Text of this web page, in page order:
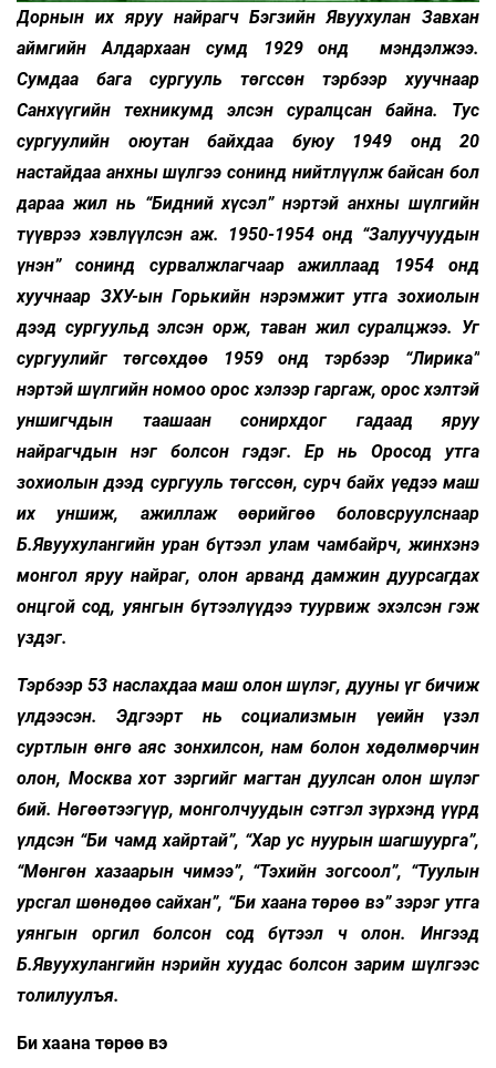
Дорнын их яруу найрагч Бэгзийн Явуухулан Завхан
аймгийн Алдархаан сумд 1929 онд мэндэлжээ.
Сумдаа бага сургууль төгссөн тэрбээр хуучнаар
Санхүүгийн техникумд элсэн суралцсан байна. Тус
сургуулийн оюутан байхдаа буюу 1949 онд 20
настайдаа анхны шүлгээ сонинд нийтлүүлж байсан бол
дараа жил нь “Бидний хүсэл” нэртэй анхны шүлгийн
түүврээ хэвлүүлсэн аж. 1950-1954 онд “Залуучуудын
үнэн” сонинд сурвалжлагчаар ажиллаад 1954 онд
хуучнаар ЗХУ-ын Горькийн нэрэмжит утга зохиолын
дээд сургуульд элсэн орж, таван жил суралцжээ. Уг
сургуулийг төгсөхдөө 1959 онд тэрбээр “Лирика”
нэртэй шүлгийн номоо орос хэлээр гаргаж, орос хэлтэй
уншигчдын таашаан сонирхдог гадаад яруу
найрагчдын нэг болсон гэдэг. Ер нь Оросод утга
зохиолын дээд сургууль төгссөн, сурч байх үедээ маш
их уншиж, ажиллаж өөрийгөө боловсруулснаар
Б.Явуухулангийн уран бүтээл улам чамбайрч, жинхэнэ
монгол яруу найраг, олон арванд дамжин дуурсагдах
онцгой сод, уянгын бүтээлүүдээ туурвиж эхэлсэн гэж
үздэг.
Тэрбээр 53 наслахдаа маш олон шүлэг, дууны үг бичиж
үлдээсэн. Эдгээрт нь социализмын үеийн үзэл
суртлын өнгө аяс зонхилсон, нам болон хөдөлмөрчин
олон, Москва хот зэргийг магтан дуулсан олон шүлэг
бий. Нөгөөтээгүүр, монголчуудын сэтгэл зүрхэнд үүрд
үлдсэн “Би чамд хайртай”, “Хар ус нуурын шагшуурга”,
“Мөнгөн хазаарын чимээ”, “Тэхийн зогсоол”, “Туулын
урсгал шөнөдөө сайхан”, “Би хаана төрөө вэ” зэрэг утга
уянгын оргил болсон сод бүтээл ч олон. Ингээд
Б.Явуухулангийн нэрийн хуудас болсон зарим шүлгээс
толилуулъя.
Би хаана төрөө вэ